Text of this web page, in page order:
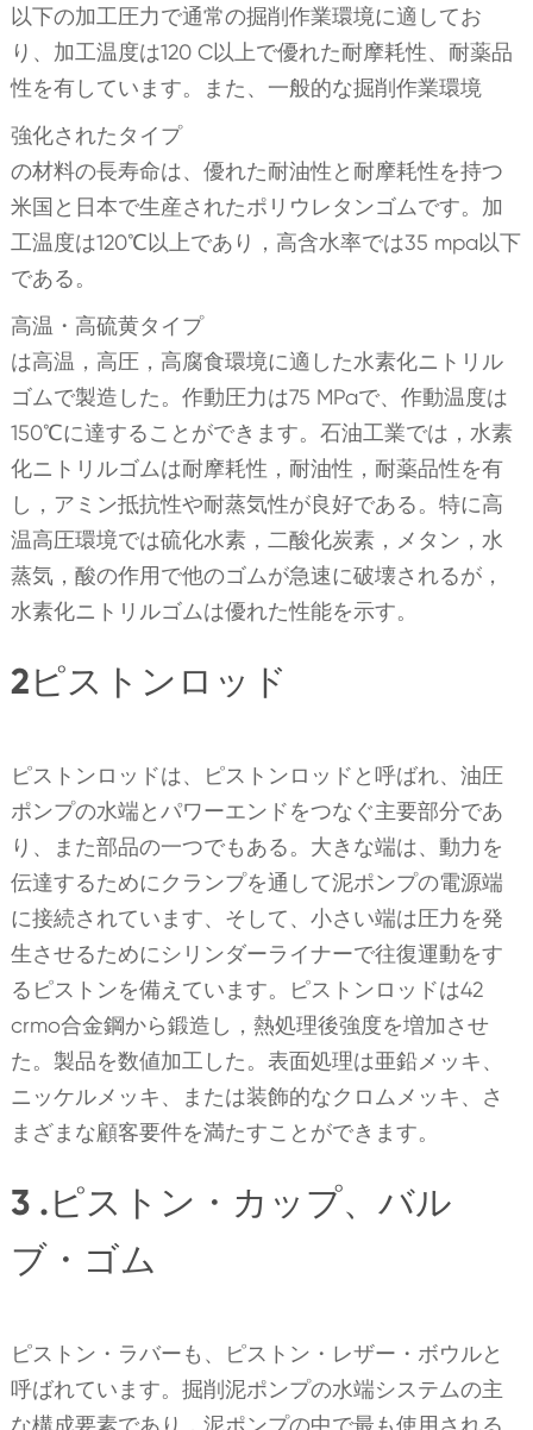
以下の加工圧力で通常の掘削作業環境に適してお
り、加工温度は120 C以上で優れた耐摩耗性、耐薬品
性を有しています。また、一般的な掘削作業環境
強化されたタイプ
の材料の長寿命は、優れた耐油性と耐摩耗性を持つ
米国と日本で生産されたポリウレタンゴムです。加
工温度は120℃以上であり，高含水率では35 mpa以下
である。
高温・高硫黄タイプ
は高温，高圧，高腐食環境に適した水素化ニトリル
ゴムで製造した。作動圧力は75 MPaで、作動温度は
150℃に達することができます。石油工業では，水素
化ニトリルゴムは耐摩耗性，耐油性，耐薬品性を有
し，アミン抵抗性や耐蒸気性が良好である。特に高
温高圧環境では硫化水素，二酸化炭素，メタン，水
蒸気，酸の作用で他のゴムが急速に破壊されるが，
水素化ニトリルゴムは優れた性能を示す。
2ピストンロッド
ピストンロッドは、ピストンロッドと呼ばれ、油圧
ポンプの水端とパワーエンドをつなぐ主要部分であ
り、また部品の一つでもある。大きな端は、動力を
伝達するためにクランプを通して泥ポンプの電源端
に接続されています、そして、小さい端は圧力を発
生させるためにシリンダーライナーで往復運動をす
るピストンを備えています。ピストンロッドは42
crmo合金鋼から鍛造し，熱処理後強度を増加させ
た。製品を数値加工した。表面処理は亜鉛メッキ、
ニッケルメッキ、または装飾的なクロムメッキ、さ
まざまな顧客要件を満たすことができます。
3 .ピストン・カップ、バル
ブ・ゴム
ピストン・ラバーも、ピストン・レザー・ボウルと
呼ばれています。掘削泥ポンプの水端システムの主
な構成要素であり，泥ポンプの中で最も使用される